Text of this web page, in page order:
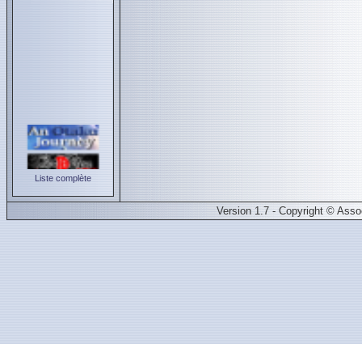
Liste complète
Version 1.7 - Copyright ©